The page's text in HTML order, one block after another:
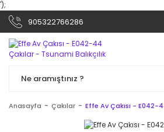
');
905322766286
Anasayfa Çakılar Effe Av Çakısı - E042-